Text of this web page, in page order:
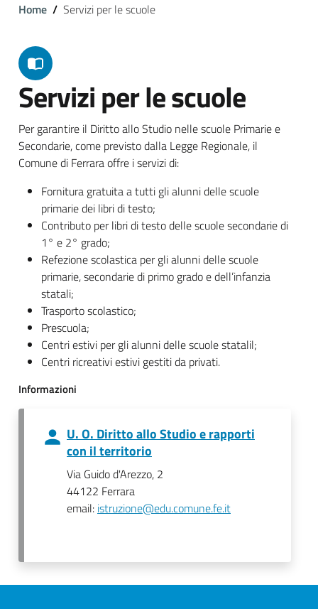
Home Servizi per le scuole
Servizi per le scuole
Per garantire il Diritto allo Studio nelle scuole Primarie e
Secondarie, come previsto dalla Legge Regionale, il
Comune di Ferrara offre i servizi di:
Fornitura gratuita a tutti gli alunni delle scuole
primarie dei libri di testo;
Contributo per libri di testo delle scuole secondarie di
1° e 2° grado;
Refezione scolastica per gli alunni delle scuole
primarie, secondarie di primo grado e dell’infanzia
statali;
Trasporto scolastico;
Prescuola;
Centri estivi per gli alunni delle scuole statalil;
Centri ricreativi estivi gestiti da privati.
Informazioni
U. O. Diritto allo Studio e rapporti
con il territorio
Via Guido d'Arezzo, 2
44122 Ferrara
email: istruzione@edu.comune.fe.it